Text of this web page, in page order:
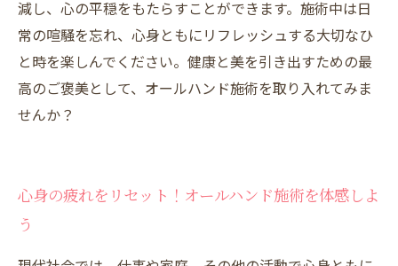
減し、心の平穏をもたらすことができます。施術中は日
常の喧騒を忘れ、心身ともにリフレッシュする大切なひ
と時を楽しんでください。健康と美を引き出すための最
高のご褒美として、オールハンド施術を取り入れてみま
せんか？
心身の疲れをリセット！オールハンド施術を体感しよ
う